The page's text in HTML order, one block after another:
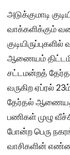
அடுக்குமாடி
வாக்களிக்கும்
ஆணையம்
சட்டமன்றத்
வருகிற ஏப்ரல்
தேர்தல்
பணிகள் முழு
போன்ற பெரு
வாசிகளின்